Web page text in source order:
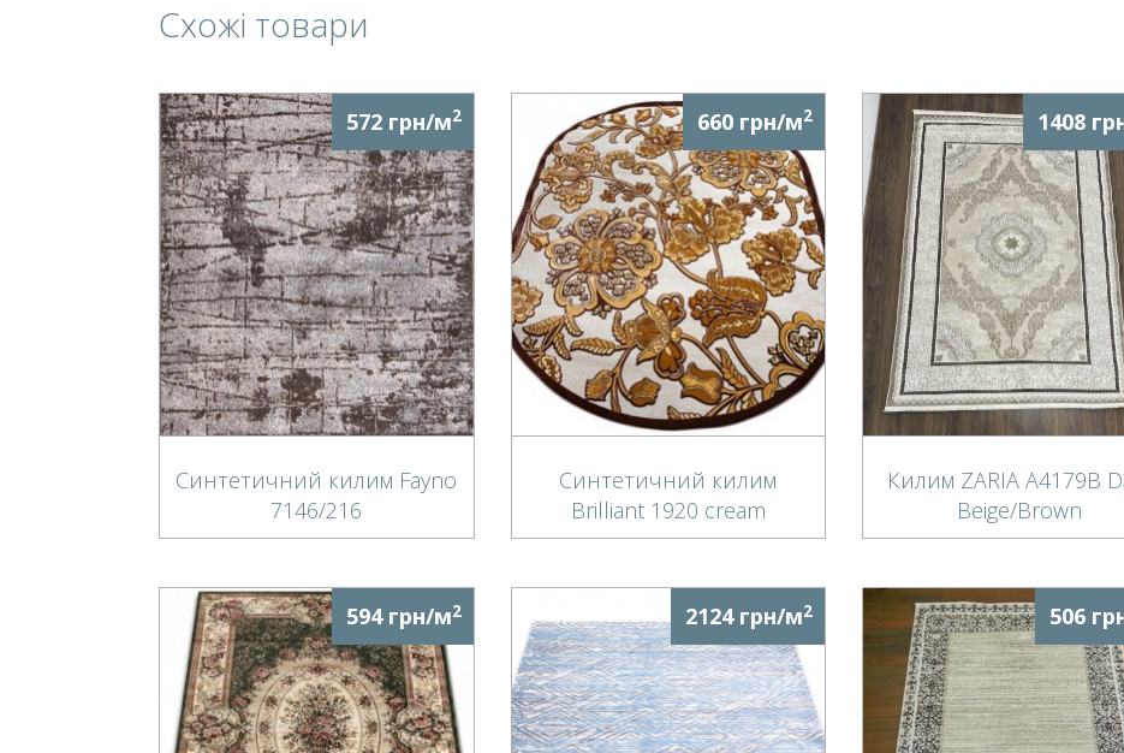
Схожі товари
572 грн/м2
Синтетичний килим Fayno
7146/216
660 грн/м2
Синтетичний килим
Brilliant 1920 cream
1408
Килим ZARIA A4179B
Beige/Brown
594 грн/м2 2124 грн/м2 506